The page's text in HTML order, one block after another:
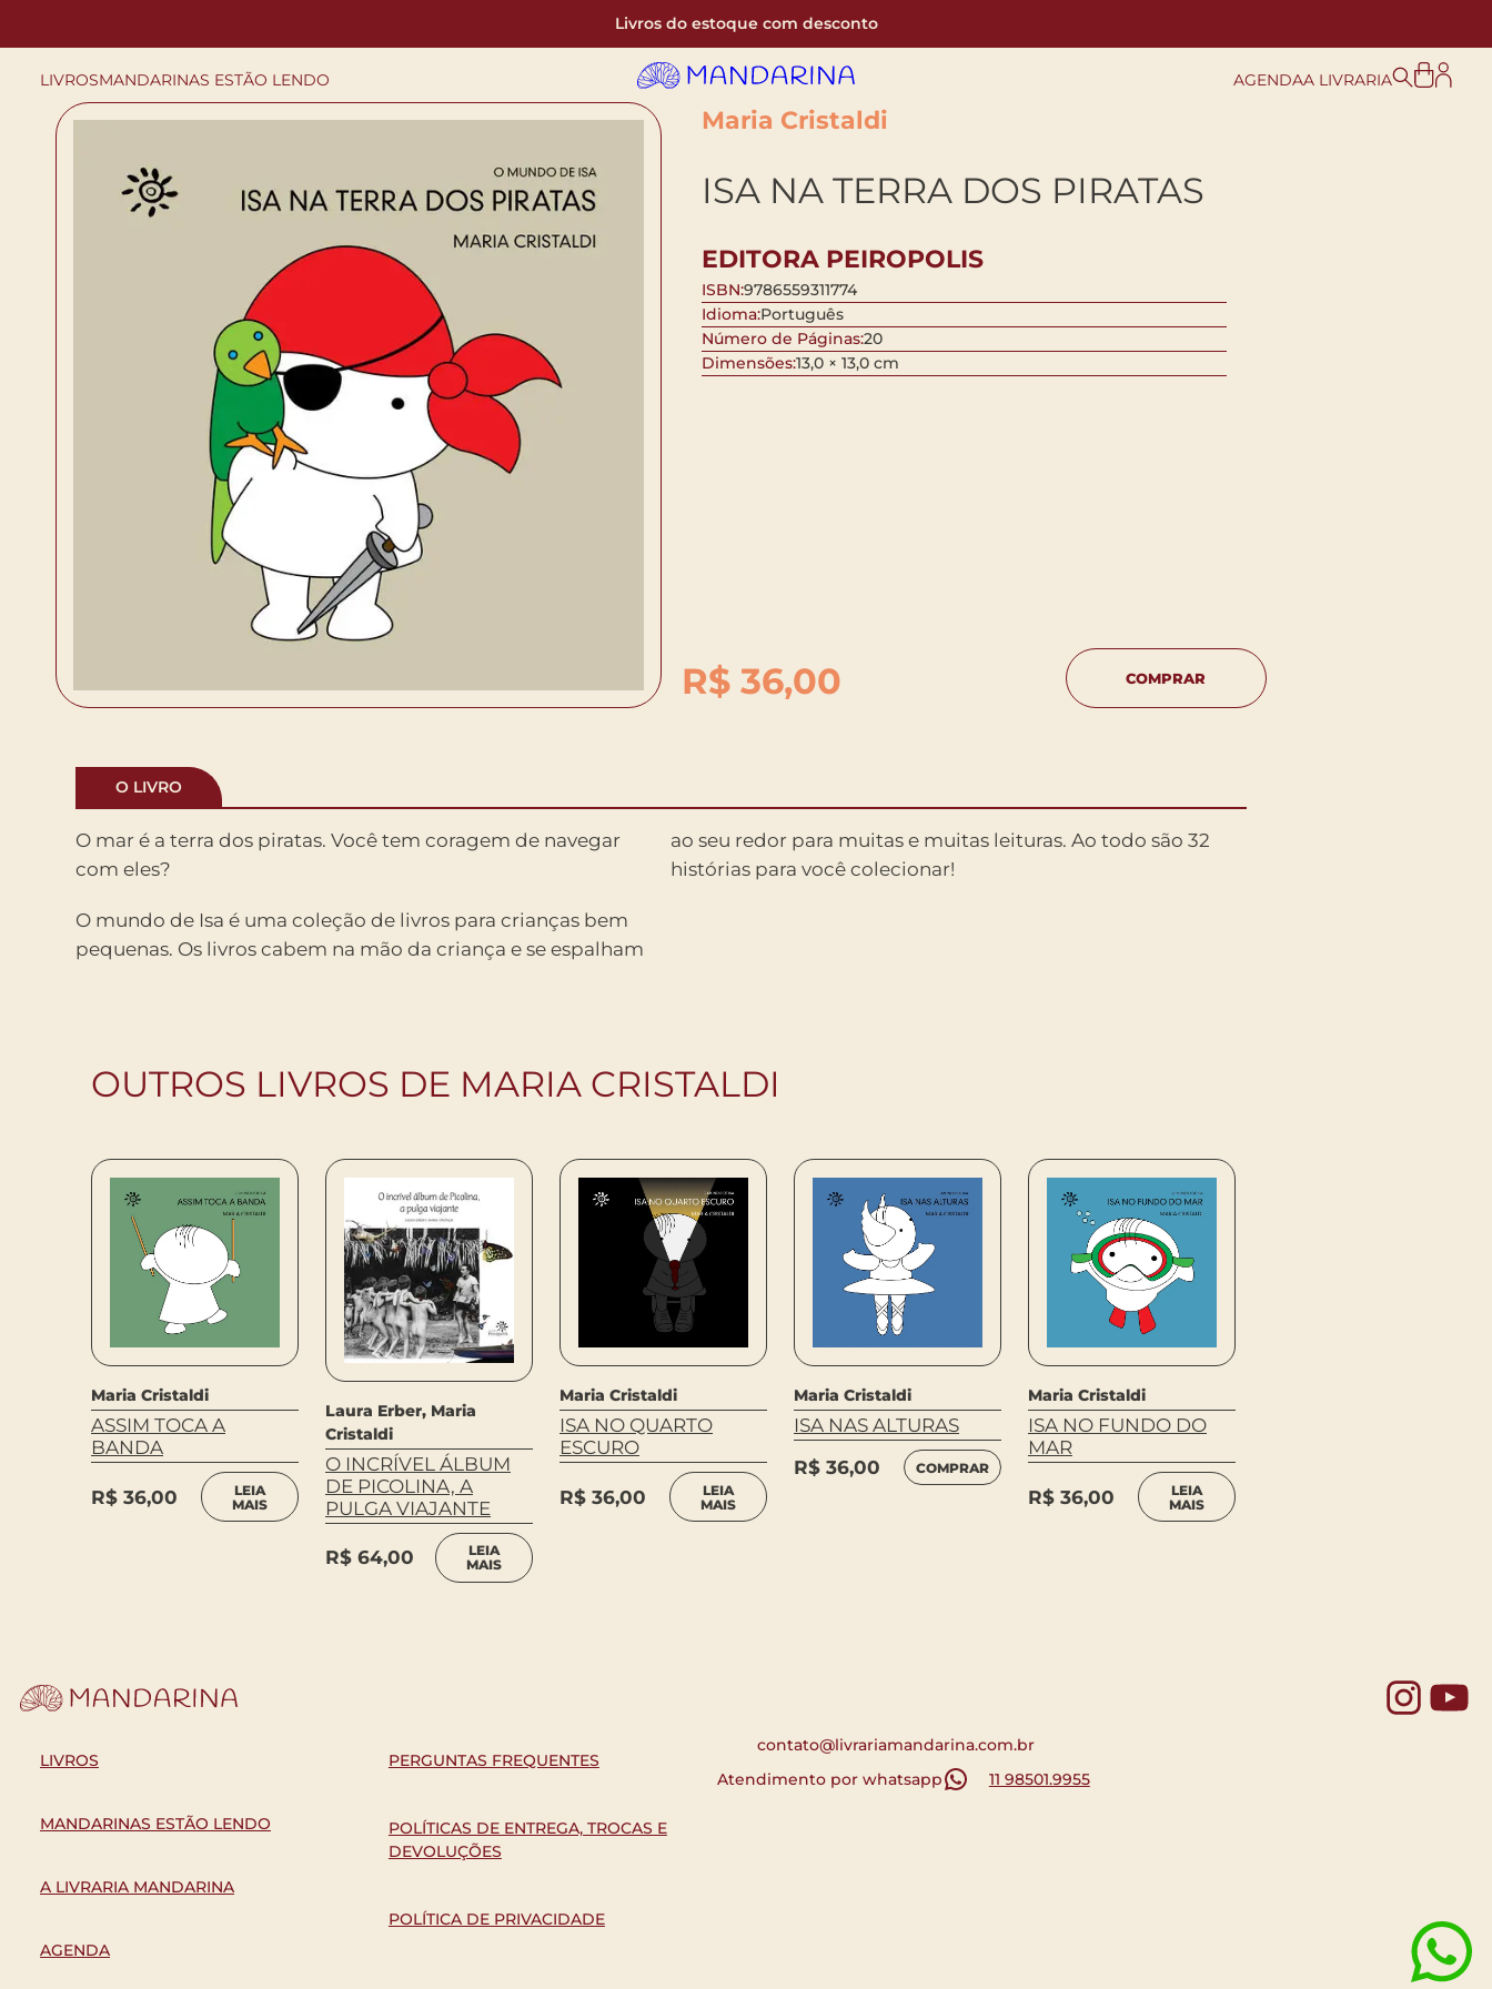
Livros do estoque com desconto
LIVROSMANDARINAS ESTÃO LENDO AGENDAA LIVRARIA
Maria Cristaldi
ISA NA TERRA DOS PIRATAS
EDITORA PEIROPOLIS
ISBN:9786559311774
Idioma:Português
Número de Páginas:20
Dimensões:13,0 × 13,0 cm
R$36,00 COMPRAR
O LIVRO
O mar é a terra dos piratas. Você tem coragem de navegar
com eles?
O mundo de Isa é uma coleção de livros para crianças bem
pequenas. Os livros cabem na mão da criança e se espalham
ao seu redor para muitas e muitas leituras. Ao todo são 32
histórias para você colecionar!
OUTROS LIVROS DE MARIA CRISTALDI
Maria Cristaldi
ASSIM TOCA A
BANDA
R$ 36,00
LEIA
MAIS
Laura Erber, Maria
Cristaldi
O INCRÍVEL ÁLBUM
DE PICOLINA, A
PULGA VIAJANTE
R$ 64,00
LEIA
MAIS
Maria Cristaldi
ISA NO QUARTO
ESCURO
R$ 36,00
LEIA
MAIS
Maria Cristaldi
ISA NAS ALTURAS
R$ 36,00 COMPRAR
Maria Cristaldi
ISA NO FUNDO DO
MAR
R$ 36,00
LEIA
MAIS
LIVROS
MANDARINAS ESTÃO LENDO
A LIVRARIA MANDARINA
AGENDA
PERGUNTAS FREQUENTES
POLÍTICAS DE ENTREGA, TROCAS E
DEVOLUÇÕES
POLÍTICA DE PRIVACIDADE
contato@livrariamandarina.com.br
Atendimento por whatsapp
11 98501.9955